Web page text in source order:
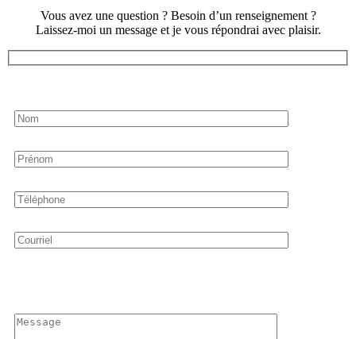
Vous avez une question ? Besoin d’un renseignement ?
Laissez-moi un message et je vous répondrai avec plaisir.